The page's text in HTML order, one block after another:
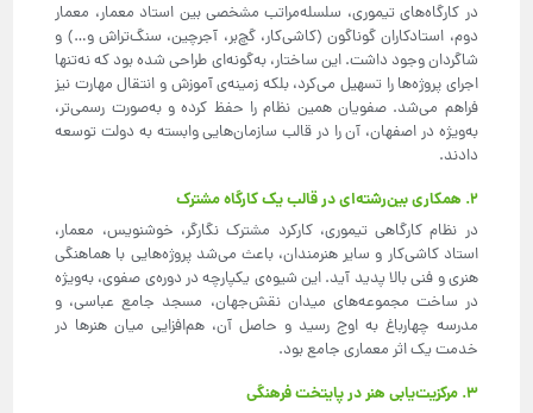
در کارگاه‌های تیموری، سلسله‌مراتب مشخصی بین استاد معمار، معمار
دوم، استادکاران گوناگون (کاشی‌کار، گچ‌بر، آجرچین، سنگ‌تراش و…) و
شاگردان وجود داشت. این ساختار، به‌گونه‌ای طراحی شده بود که نه‌تنها
اجرای پروژه‌ها را تسهیل می‌کرد، بلکه زمینه‌ی آموزش و انتقال مهارت نیز
فراهم می‌شد. صفویان همین نظام را حفظ کرده و به‌صورت رسمی‌تر،
به‌ویژه در اصفهان، آن را در قالب سازمان‌هایی وابسته به دولت توسعه
دادند.
۲. همکاری بین‌رشته‌ای در قالب یک کارگاه مشترک
در نظام کارگاهی تیموری، کارکرد مشترک نگارگر، خوشنویس، معمار،
استاد کاشی‌کار و سایر هنرمندان، باعث می‌شد پروژه‌هایی با هماهنگی
هنری و فنی بالا پدید آید. این شیوه‌ی یکپارچه در دوره‌ی صفوی، به‌ویژه
در ساخت مجموعه‌های میدان نقش‌جهان، مسجد جامع عباسی، و
مدرسه چهارباغ به اوج رسید و حاصل آن، هم‌افزایی میان هنرها در
خدمت یک اثر معماری جامع بود.
۳. مرکزیت‌یابی هنر در پایتخت فرهنگی